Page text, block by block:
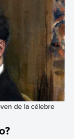
de la célebre